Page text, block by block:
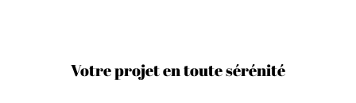
Votre projet en toute sérénité